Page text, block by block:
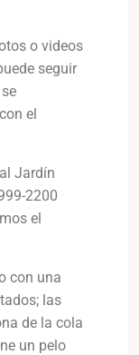
o videos
seguir
el
Jardín
2200
el
con una
las
de la cola
un pelo